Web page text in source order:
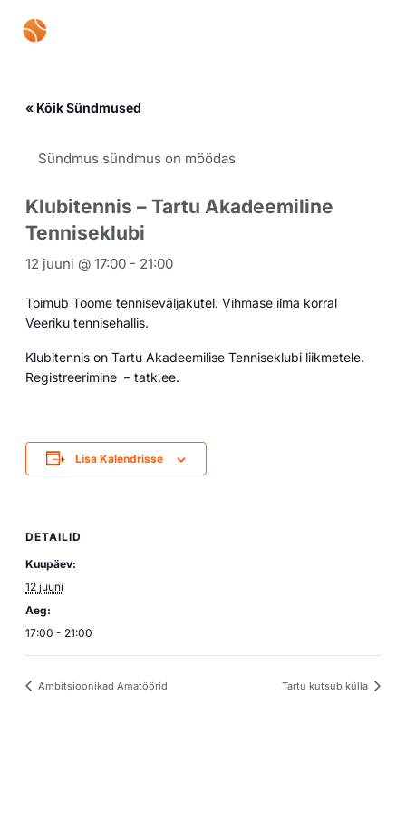
« Kõik Sündmused
Sündmus sündmus on möödas
Klubitennis – Tartu Akadeemiline
Tenniseklubi
12 juuni @ 17:00 - 21:00
Toimub Toome tenniseväljakutel. Vihmase ilma korral
Veeriku tennisehallis.
Klubitennis on Tartu Akadeemilise Tenniseklubi liikmetele.
Registreerimine – tatk.ee.
Lisa Kalendrisse
DETAILID
Kuupäev:
12 juuni
Aeg:
17:00 - 21:00
Ambitsioonikad Amatöörid Tartu kutsub külla